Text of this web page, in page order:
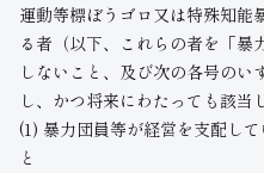
運動等標ぼうゴロ又は特殊知能
る者（以下、これらの者を「暴
しないこと、及び次の各号のい
し、かつ将来にわたっても該当
(1) 暴力団員等が経営を支配し
と